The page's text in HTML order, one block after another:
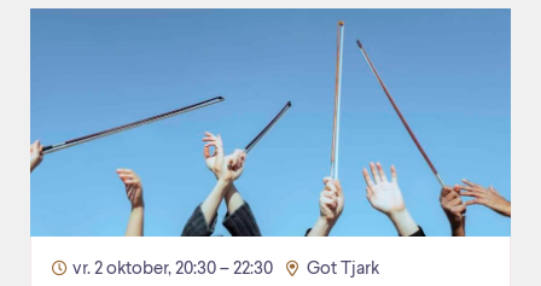
vr. 2 oktober, 20:30 – 22:30 Got Tjark